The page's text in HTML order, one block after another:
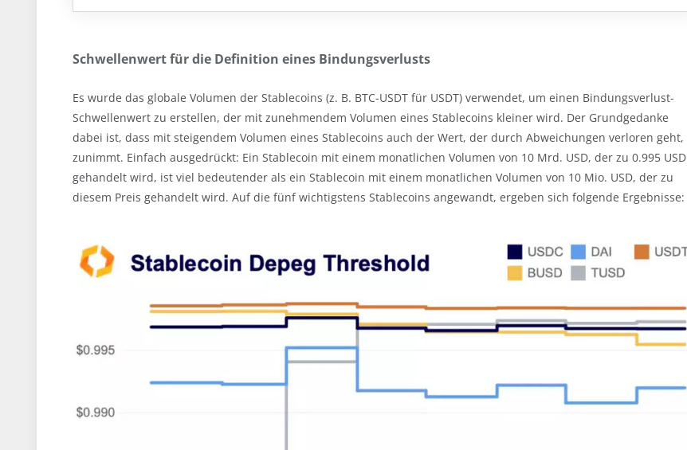
Schwellenwert für die Definition eines Bindungsverlusts
Es wurde das globale Volumen der Stablecoins (z. B. BTC-USDT für USDT) verwendet, um einen Bindungsverlust-
Schwellenwert zu erstellen, der mit zunehmendem Volumen eines Stablecoins kleiner wird. Der Grundgedanke
dabei ist, dass mit steigendem Volumen eines Stablecoins auch der Wert, der durch Abweichungen verloren geht,
zunimmt. Einfach ausgedrückt: Ein Stablecoin mit einem monatlichen Volumen von 10 Mrd. USD, der zu 0.995 USD
gehandelt wird, ist viel bedeutender als ein Stablecoin mit einem monatlichen Volumen von 10 Mio. USD, der zu
diesem Preis gehandelt wird. Auf die fünf wichtigstens Stablecoins angewandt, ergeben sich folgende Ergebnisse: